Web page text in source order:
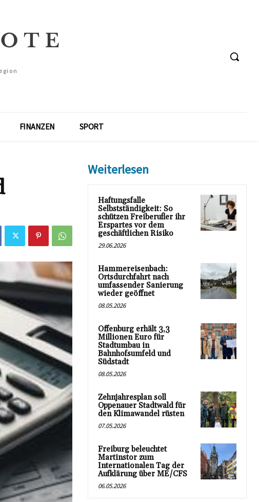
FINANZEN SPORT
Weiterlesen
Haftungsfalle
Selbstständigkeit: So
schützen Freiberufler ihr
Erspartes vor dem
geschäftlichen Risiko
29.06.2026
Hammereisenbach:
Ortsdurchfahrt nach
umfassender Sanierung
wieder geöffnet
08.05.2026
Offenburg erhält 3,3
Millionen Euro für
Stadtumbau in
Bahnhofsumfeld und
Südstadt
08.05.2026
Zehnjahresplan soll
Oppenauer Stadtwald für
den Klimawandel rüsten
07.05.2026
Freiburg beleuchtet
Martinstor zum
Internationalen Tag der
Aufklärung über ME/CFS
06.05.2026